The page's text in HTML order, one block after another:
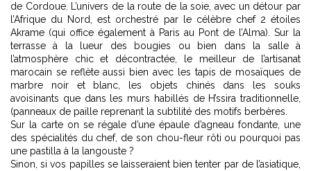
de Cordoue. L’univers de la route de la soie, avec un détour par
l’Afrique du Nord, est orchestré par le célèbre chef 2 étoiles
Akrame (qui office également à Paris au Pont de l’Alma). Sur la
terrasse à la lueur des bougies ou bien dans la salle à
l’atmosphère chic et décontractée, le meilleur de l’artisanat
marocain se reflète aussi bien avec les tapis de mosaïques de
marbre noir et blanc, les objets chinés dans les souks
avoisinants que dans les murs habillés de H’ssira traditionnelle,
(panneaux de paille reprenant la subtilité des motifs berbères.
Sur la carte on se régale d’une épaule d’agneau fondante, une
des spécialités du chef, de son chou-fleur rôti ou pourquoi pas
une pastilla à la langouste ?
Sinon, si vos papilles se laisseraient bien tenter par de l’asiatique,